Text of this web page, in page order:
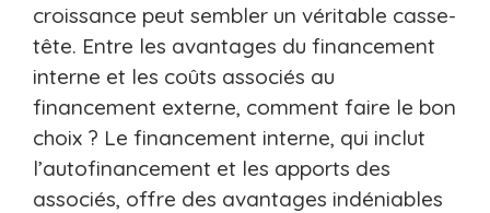
croissance peut sembler un véritable casse-
tête. Entre les avantages du financement
interne et les coûts associés au
financement externe, comment faire le bon
choix ? Le financement interne, qui inclut
l’autofinancement et les apports des
associés, offre des avantages indéniables